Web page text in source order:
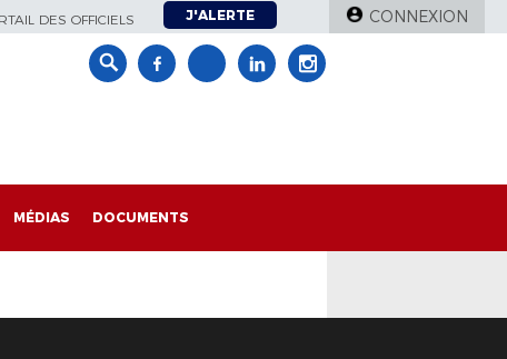
DES OFFICIELS J'ALERTE CONNEXION
MÉDIAS DOCUMENTS